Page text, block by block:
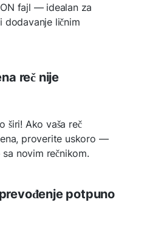
fajl — idealan za
dodavanje ličnim
reč nije
širi! Ako vaša reč
proverite uskoro —
novim rečnikom.
potpuno